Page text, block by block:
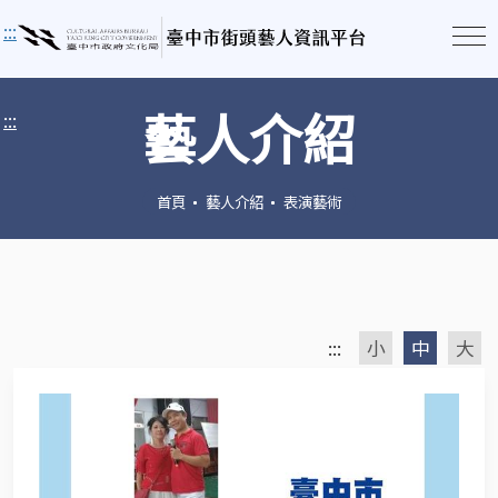
:::
::: 藝人介紹
首頁 藝人介紹 表演藝術
::: 小 中 大